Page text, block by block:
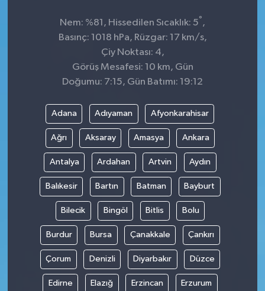
Nem: %81, Hissedilen Sıcaklık: 5° ,
Basınç: 1018 hPa, Rüzgar: 17 km/s,
Çiy Noktası: 4,
Görüş Mesafesi: 10 km, Gün
Doğumu: 7:15, Gün Batımı: 19:12
Adana Adıyaman Afyonkarahisar
Ağrı Aksaray Amasya Ankara
Antalya Ardahan Artvin Aydın
Balıkesir Bartın Batman Bayburt
Bilecik Bingöl Bitlis Bolu
Burdur Bursa Çanakkale Çankırı
Çorum Denizli Diyarbakır Düzce
Edirne Elazığ Erzincan Erzurum